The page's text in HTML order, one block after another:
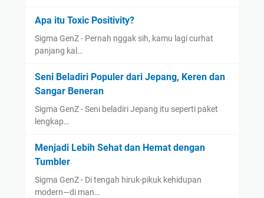
Apa itu Toxic Positivity?
Sigma GenZ - Pernah nggak sih, kamu lagi curhat
panjang kal…
Seni Beladiri Populer dari Jepang, Keren dan
Sangar Beneran
Sigma GenZ - Seni beladiri Jepang itu seperti paket
lengkap…
Menjadi Lebih Sehat dan Hemat dengan
Tumbler
Sigma GenZ - Di tengah hiruk-pikuk kehidupan
modern—di man…